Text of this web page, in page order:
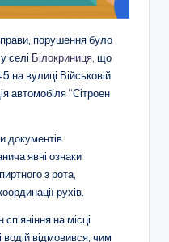
порушення було
селі Білокриниця , що
на вулиці Військовій
автомобіля “Сітроен
документів
явні ознаки
з рота,
рухів.
на місці
відмовився, чим